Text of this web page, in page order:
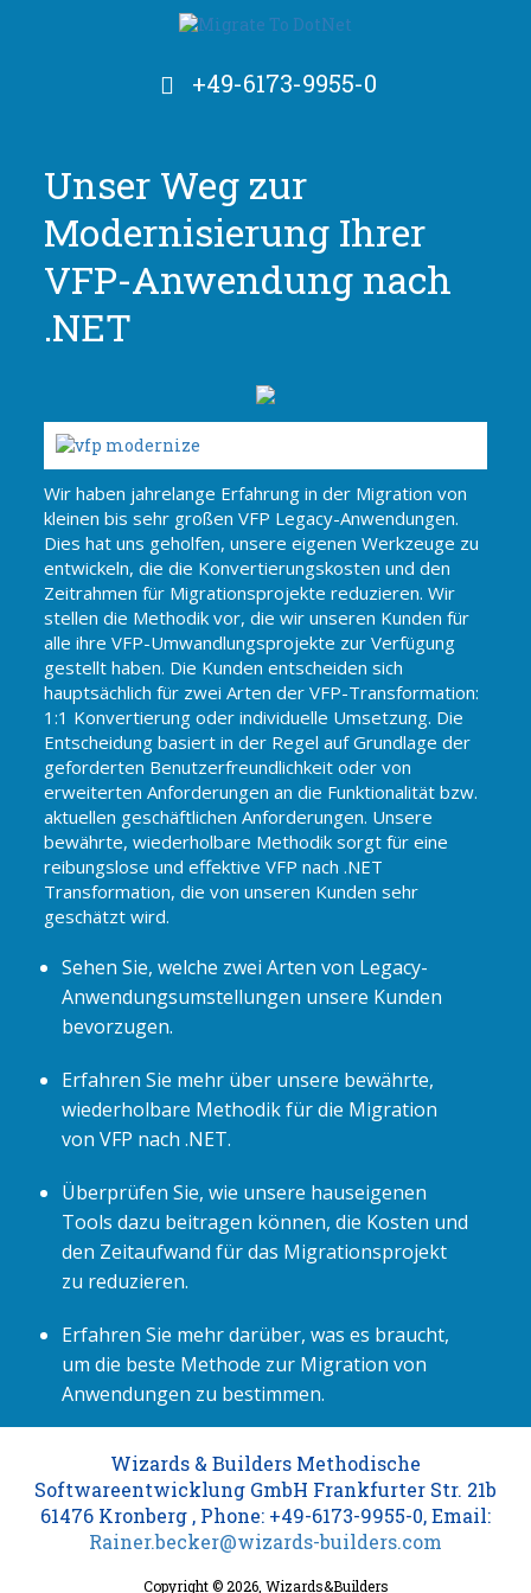
+49-6173-9955-0
Unser Weg zur
Modernisierung Ihrer
VFP-Anwendung nach
.NET
Wir haben jahrelange Erfahrung in der Migration von
kleinen bis sehr großen VFP Legacy-Anwendungen.
Dies hat uns geholfen, unsere eigenen Werkzeuge zu
entwickeln, die die Konvertierungskosten und den
Zeitrahmen für Migrationsprojekte reduzieren. Wir
stellen die Methodik vor, die wir unseren Kunden für
alle ihre VFP-Umwandlungsprojekte zur Verfügung
gestellt haben. Die Kunden entscheiden sich
hauptsächlich für zwei Arten der VFP-Transformation:
1:1 Konvertierung oder individuelle Umsetzung. Die
Entscheidung basiert in der Regel auf Grundlage der
geforderten Benutzerfreundlichkeit oder von
erweiterten Anforderungen an die Funktionalität bzw.
aktuellen geschäftlichen Anforderungen. Unsere
bewährte, wiederholbare Methodik sorgt für eine
reibungslose und effektive VFP nach .NET
Transformation, die von unseren Kunden sehr
geschätzt wird.
Sehen Sie, welche zwei Arten von Legacy-
Anwendungsumstellungen unsere Kunden
bevorzugen.
Erfahren Sie mehr über unsere bewährte,
wiederholbare Methodik für die Migration
von VFP nach .NET.
Überprüfen Sie, wie unsere hauseigenen
Tools dazu beitragen können, die Kosten und
den Zeitaufwand für das Migrationsprojekt
zu reduzieren.
Erfahren Sie mehr darüber, was es braucht,
um die beste Methode zur Migration von
Anwendungen zu bestimmen.
Wizards & Builders Methodische
Softwareentwicklung GmbH Frankfurter Str. 21b
61476 Kronberg , Phone: +49-6173-9955-0, Email:
Rainer.becker@wizards-builders.com
Copyright © 2026, Wizards&Builders